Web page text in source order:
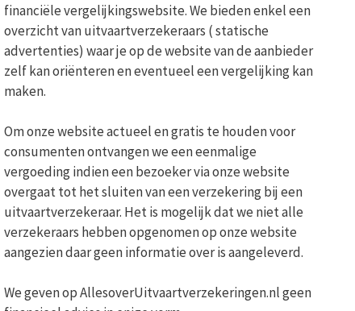
financiële vergelijkingswebsite. We bieden enkel een
overzicht van uitvaartverzekeraars ( statische
advertenties) waar je op de website van de aanbieder
zelf kan oriënteren en eventueel een vergelijking kan
maken.
Om onze website actueel en gratis te houden voor
consumenten ontvangen we een eenmalige
vergoeding indien een bezoeker via onze website
overgaat tot het sluiten van een verzekering bij een
uitvaartverzekeraar. Het is mogelijk dat we niet alle
verzekeraars hebben opgenomen op onze website
aangezien daar geen informatie over is aangeleverd.
We geven op AllesoverUitvaartverzekeringen.nl geen